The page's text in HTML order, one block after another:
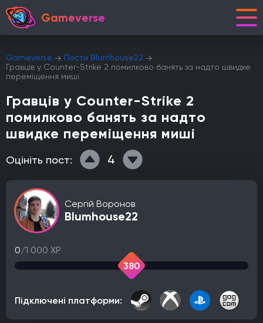
Gameverse
Gameverse
Пости Blumhouse22
Гравців у Counter-Strike 2 помилково банять за надто швидке
переміщення миші
Гравців у Counter-Strike 2
помилково банять за надто
швидке переміщення миші
Оцініть пост: 4
Сергій Воронов
Blumhouse22
0/1 000 XP
380
Підключені платформи: